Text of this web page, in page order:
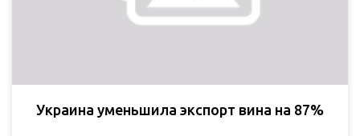
Украина уменьшила экспорт вина на 87%